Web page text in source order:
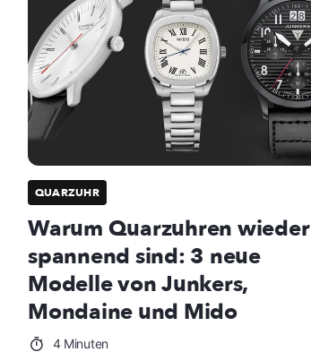
QUARZUHR
Warum Quarzuhren wieder
spannend sind: 3 neue
Modelle von Junkers,
Mondaine und Mido
4 Minuten